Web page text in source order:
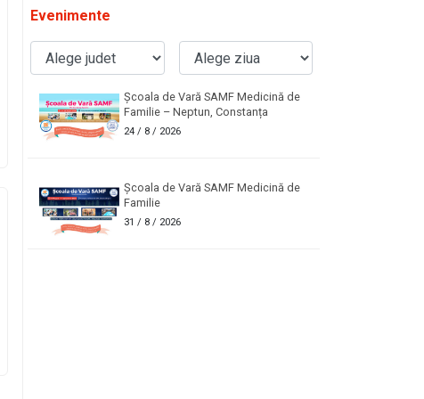
Evenimente
Școala de Vară SAMF Medicină de
Familie – Neptun, Constanța
24/ 8 / 2026
Școala de Vară SAMF Medicină de
Familie
31 / 8 / 2026